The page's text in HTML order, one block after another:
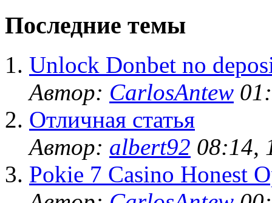
Последние темы
Unlock Donbet no
Автор: CarlosAntew
Отличная статья
Автор: albert92 08:14,
Pokie 7 Casino Honest